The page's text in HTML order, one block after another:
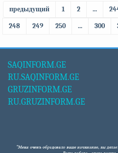
предыдущий 1 2 ...
248
249 250 ... 300
SAQINFORM.GE
RU.SAQINFORM.GE
GRUZINFORM.GE
RU.GRUZINFORM.GE